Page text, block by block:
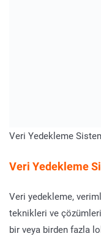
Veri Yedekleme
Veri Yedekleme
Veri yedekleme,
teknikleri ve
bir veya birden fazla